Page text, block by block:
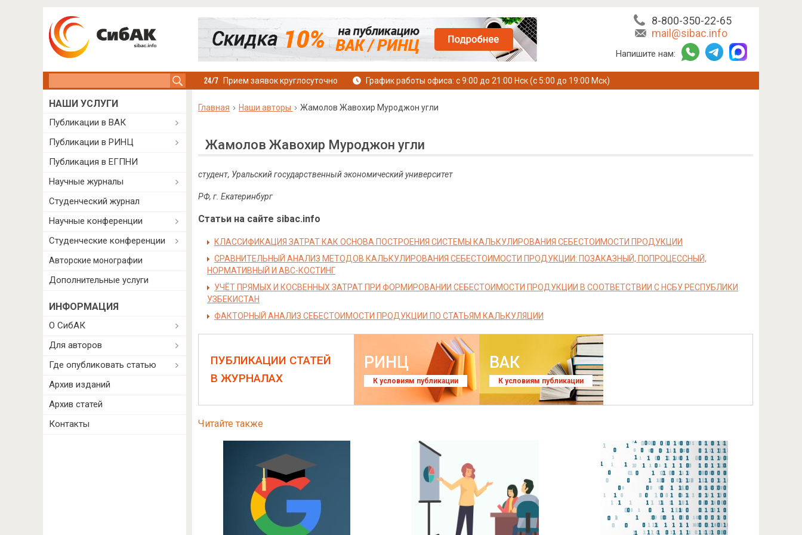
8-800-350-22-65
mail@sibac.info
Напишите нам:
Прием заявок круглосуточно График работы офиса: с 9:00 до 21:00 Нск (с 5:00 до 19:00 Мск)
Главная Наши авторы Жамолов Жавохир Муроджон угли
Жамолов Жавохир Муроджон угли
студент, Уральский государственный экономический университет
РФ, г. Екатеринбург
Статьи на сайте sibac.info
КЛАССИФИКАЦИЯ ЗАТРАТ КАК ОСНОВА ПОСТРОЕНИЯ СИСТЕМЫ КАЛЬКУЛИРОВАНИЯ СЕБЕСТОИМОСТИ ПРОДУКЦИИ
СРАВНИТЕЛЬНЫЙ АНАЛИЗ МЕТОДОВ КАЛЬКУЛИРОВАНИЯ СЕБЕСТОИМОСТИ ПРОДУКЦИИ: ПОЗАКАЗНЫЙ, ПОПРОЦЕССНЫЙ,
НОРМАТИВНЫЙ И АВС-КОСТИНГ
УЧЁТ ПРЯМЫХ И КОСВЕННЫХ ЗАТРАТ ПРИ ФОРМИРОВАНИИ СЕБЕСТОИМОСТИ ПРОДУКЦИИ В СООТВЕТСТВИИ С НСБУ РЕСПУБЛИКИ
УЗБЕКИСТАН
ФАКТОРНЫЙ АНАЛИЗ СЕБЕСТОИМОСТИ ПРОДУКЦИИ ПО СТАТЬЯМ КАЛЬКУЛЯЦИИ
ПУБЛИКАЦИИ СТАТЕЙ
В ЖУРНАЛАХ
РИНЦ
К условиям публикации
ВАК
К условиям публикации
Читайте также
НАШИ УСЛУГИ
Публикации в ВАК
Публикации в РИНЦ
Публикация в ЕГПНИ
Научные журналы
Студенческий журнал
Научные конференции
Студенческие конференции
Авторские монографии
Дополнительные услуги
ИНФОРМАЦИЯ
О СибАК
Для авторов
Где опубликовать статью
Архив изданий
Архив статей
Контакты